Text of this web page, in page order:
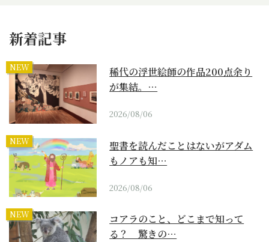
新着記事
NEW
稀代の浮世絵師の作品200点余り
が集結。…
2026/08/06
NEW
聖書を読んだことはないがアダム
もノアも知…
2026/08/06
NEW
コアラのこと、どこまで知って
る？ 驚きの…